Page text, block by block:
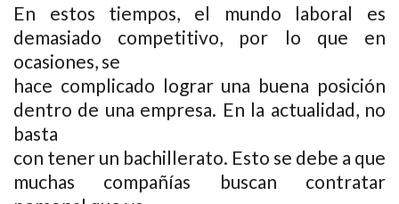
En estos tiempos, el mundo laboral es
demasiado competitivo, por lo que en
ocasiones, se
hace complicado lograr una buena posición
dentro de una empresa. En la actualidad, no
basta
con tener un bachillerato. Esto se debe a que
muchas compañías buscan contratar